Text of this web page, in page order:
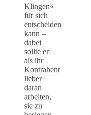
Klingen«
für sich
entscheiden
kann –
dabei
sollte er
als ihr
Kontrahent
lieber
daran
arbeiten,
sie zu